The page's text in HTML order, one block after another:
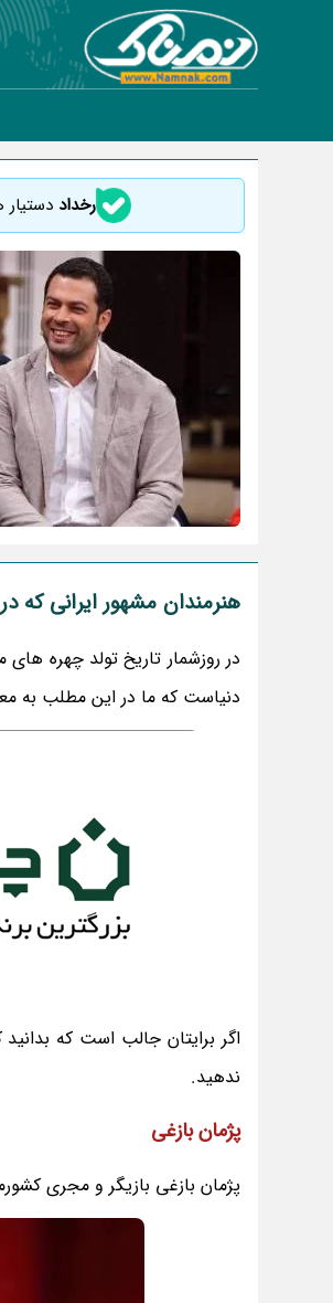
رخداد دستیار
هنرمندان مشهور ایرانی که در 19 مرداد متولد شدند
دنیاست که ما در این مطلب به
اگر برایتان جالب است که بدانید کدام یک از
ندهید.
پژمان بازغی
پژمان بازغی بازیگر و مجری کشورمان 19 مرداد 1353